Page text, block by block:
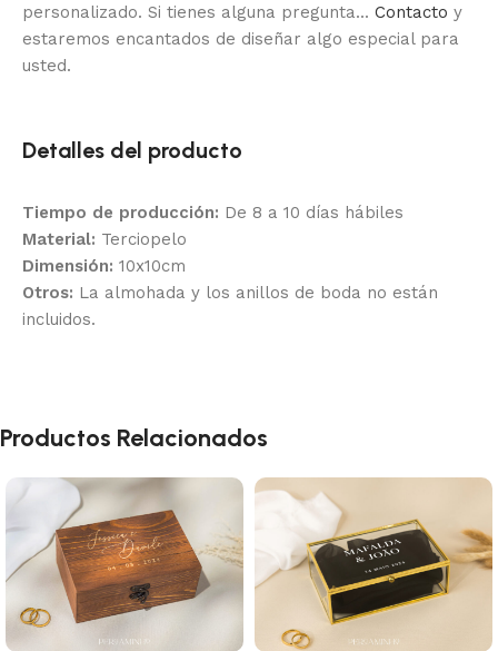
personalizado. Si tienes alguna pregunta... Contacto y
estaremos encantados de diseñar algo especial para
usted.
Detalles del producto
Tiempo de producción: De 8 a 10 días hábiles
Material: Terciopelo
Dimensión: 10x10cm
Otros: La almohada y los anillos de boda no están
incluidos.
Productos Relacionados